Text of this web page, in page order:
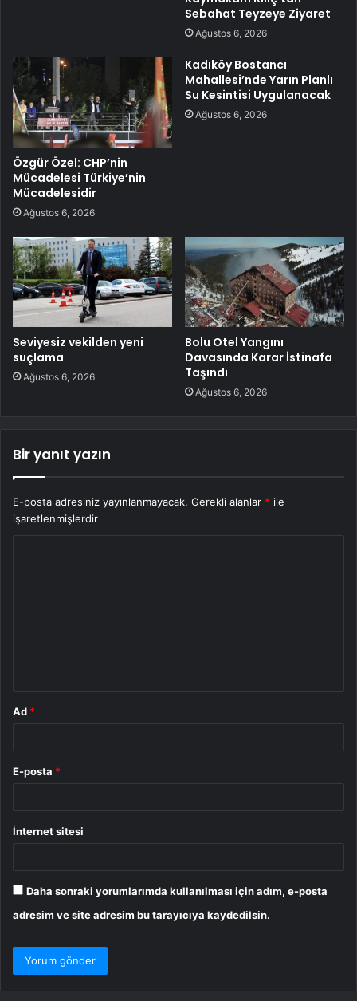
Sebahat Teyzeye Ziyaret
Ağustos 6, 2026
Özgür Özel: CHP’nin
Mücadelesi Türkiye’nin
Mücadelesidir
Ağustos 6, 2026
Kadıköy Bostancı
Mahallesi’nde Yarın Planlı
Su Kesintisi Uygulanacak
Ağustos 6, 2026
Seviyesiz vekilden yeni
suçlama
Ağustos 6, 2026
Bolu Otel Yangını
Davasında Karar İstinafa
Taşındı
Ağustos 6, 2026
Bir yanıt yazın
E-posta adresiniz yayınlanmayacak. Gerekli alanlar * ile
işaretlenmişlerdir
Ad *
E-posta *
İnternet sitesi
Daha sonraki yorumlarımda kullanılması için adım, e-posta
adresim ve site adresim bu tarayıcıya kaydedilsin.